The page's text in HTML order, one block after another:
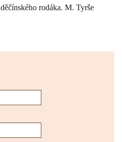
rodáka. M. Tyrše